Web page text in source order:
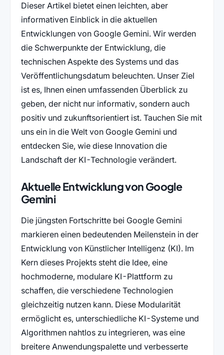
Dieser Artikel bietet einen leichten, aber
informativen Einblick in die aktuellen
Entwicklungen von Google Gemini. Wir werden
die Schwerpunkte der Entwicklung, die
technischen Aspekte des Systems und das
Veröffentlichungsdatum beleuchten. Unser Ziel
ist es, Ihnen einen umfassenden Überblick zu
geben, der nicht nur informativ, sondern auch
positiv und zukunftsorientiert ist. Tauchen Sie mit
uns ein in die Welt von Google Gemini und
entdecken Sie, wie diese Innovation die
Landschaft der KI-Technologie verändert.
Aktuelle Entwicklung von Google
Gemini
Die jüngsten Fortschritte bei Google Gemini
markieren einen bedeutenden Meilenstein in der
Entwicklung von Künstlicher Intelligenz (KI). Im
Kern dieses Projekts steht die Idee, eine
hochmoderne, modulare KI-Plattform zu
schaffen, die verschiedene Technologien
gleichzeitig nutzen kann. Diese Modularität
ermöglicht es, unterschiedliche KI-Systeme und
Algorithmen nahtlos zu integrieren, was eine
breitere Anwendungspalette und verbesserte